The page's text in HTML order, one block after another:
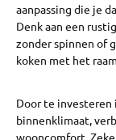
aanpassing die je
Denk aan een
zonder spinnen of
koken met het
Door te investeren
binnenklimaat,
wooncomfort.